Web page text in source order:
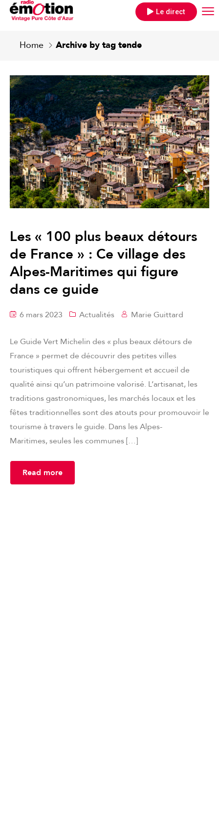
Le direct
Home Archive by tag tende
Les « 100 plus beaux détours
de France » : Ce village des
Alpes-Maritimes qui figure
dans ce guide
6 mars 2023 Actualités Marie Guittard
Le Guide Vert Michelin des « plus beaux détours de
France » permet de découvrir des petites villes
touristiques qui offrent hébergement et accueil de
qualité ainsi qu’un patrimoine valorisé. L’artisanat, les
traditions gastronomiques, les marchés locaux et les
fêtes traditionnelles sont des atouts pour promouvoir le
tourisme à travers le guide. Dans les Alpes-
Maritimes, seules les communes […]
Read more